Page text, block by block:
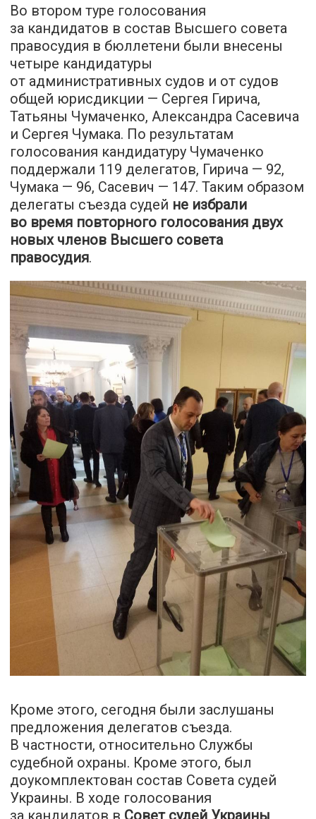
Во втором туре голосования
за кандидатов в состав Высшего совета
правосудия в бюллетени были внесены
четыре кандидатуры
от административных судов и от судов
общей юрисдикции — Сергея Гирича,
Татьяны Чумаченко, Александра Сасевича
и Сергея Чумака. По результатам
голосования кандидатуру Чумаченко
поддержали 119 делегатов, Гирича — 92,
Чумака — 96, Сасевич — 147. Таким образом
делегаты съезда судей не избрали
во время повторного голосования двух
новых членов Высшего совета
правосудия.
Кроме этого, сегодня были заслушаны
предложения делегатов съезда.
В частности, относительно Службы
судебной охраны. Кроме этого, был
доукомплектован состав Совета судей
Украины. В ходе голосования